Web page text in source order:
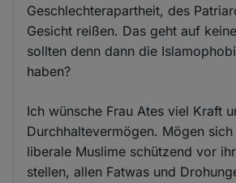
Geschlechterapartheit, des
Gesicht reißen. Das geht auf
sollten denn dann die
haben?
Ich wünsche Frau Ates viel Kraft
Durchhaltevermögen. Mögen
liberale Muslime schützend vor
stellen, allen Fatwas und